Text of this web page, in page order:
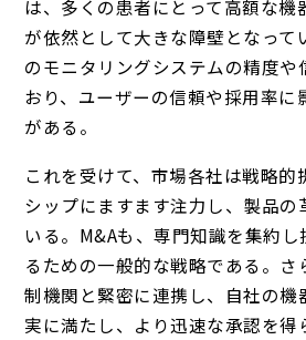
は、多くの患者にとって高額な機
が依然として大きな障壁となって
のモニタリングシステムの精度や
おり、ユーザーの信頼や採用率に
がある。
これを受けて、市場各社は戦略的
シップにますます注力し、製品の
いる。M&Aも、専門知識を集約
るための一般的な戦略である。さ
制機関と緊密に連携し、自社の機
実に満たし、より迅速な承認を得